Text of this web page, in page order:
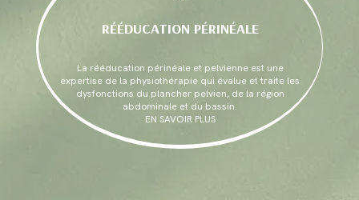
RÉÉDUCATION PÉRINÉALE
La rééducation périnéale et pelvienne est une
expertise de la physiothérapie qui évalue et traite les
dysfonctions du plancher pelvien, de la région
abdominale et du bassin.
EN SAVOIR PLUS